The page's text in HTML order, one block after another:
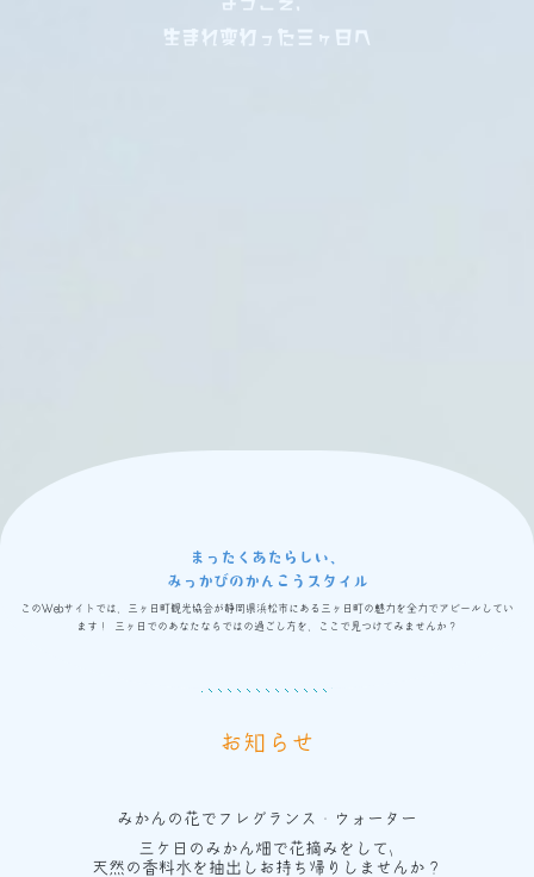
生まれ変わった三ヶ日へ
まったくあたらしい、
みっかびのかんこうスタイル
このWebサイトでは、三ヶ日町観光協会が静岡県浜松市にある三ヶ日町の魅力を全力でアピールしてい
ます！
三ヶ日でのあなたならではの過ごし方を、ここで見つけてみませんか？
お知らせ
みかんの花でフレグランス・ウォーター
三ケ日のみかん畑で花摘みをして､
天然の香料水を抽出しお持ち帰りしませんか？